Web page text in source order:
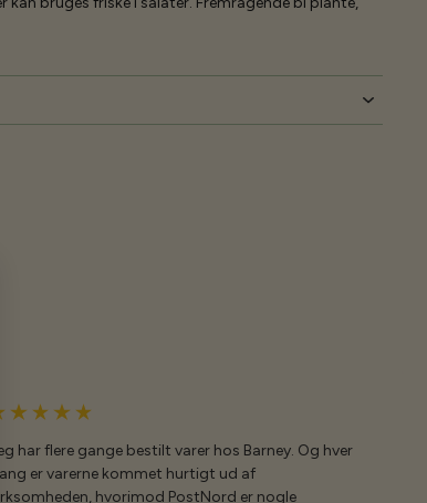
har flere gange bestilt varer hos Barney. Og hver
er varerne kommet hurtigt ud af
hvorimod PostNord er nogle